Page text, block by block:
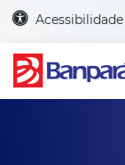
Acessibilidade